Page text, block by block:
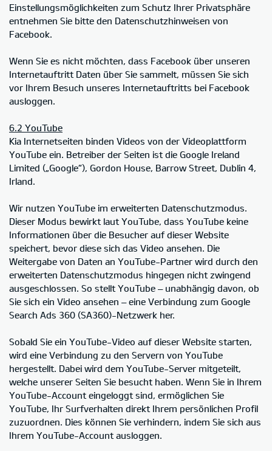
Einstellungsmöglichkeiten zum Schutz Ihrer Privatsphäre
entnehmen Sie bitte den Datenschutzhinweisen von
Facebook.
Wenn Sie es nicht möchten, dass Facebook über unseren
Internetauftritt Daten über Sie sammelt, müssen Sie sich
vor Ihrem Besuch unseres Internetauftritts bei Facebook
ausloggen.
6.2 YouTube
Kia Internetseiten binden Videos von der Videoplattform
YouTube ein. Betreiber der Seiten ist die Google Ireland
Limited („Google“), Gordon House, Barrow Street, Dublin 4,
Irland.
Wir nutzen YouTube im erweiterten Datenschutzmodus.
Dieser Modus bewirkt laut YouTube, dass YouTube keine
Informationen über die Besucher auf dieser Website
speichert, bevor diese sich das Video ansehen. Die
Weitergabe von Daten an YouTube-Partner wird durch den
erweiterten Datenschutzmodus hingegen nicht zwingend
ausgeschlossen. So stellt YouTube – unabhängig davon, ob
Sie sich ein Video ansehen – eine Verbindung zum Google
Search Ads 360 (SA360)-Netzwerk her.
Sobald Sie ein YouTube-Video auf dieser Website starten,
wird eine Verbindung zu den Servern von YouTube
hergestellt. Dabei wird dem YouTube-Server mitgeteilt,
welche unserer Seiten Sie besucht haben. Wenn Sie in Ihrem
YouTube-Account eingeloggt sind, ermöglichen Sie
YouTube, Ihr Surfverhalten direkt Ihrem persönlichen Profil
zuzuordnen. Dies können Sie verhindern, indem Sie sich aus
Ihrem YouTube-Account ausloggen.